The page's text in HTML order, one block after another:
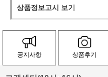
상품정보고시 보기
공지사항 상품후기